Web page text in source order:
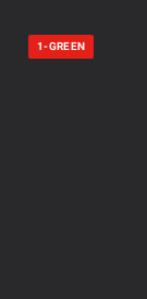
1-GREEN